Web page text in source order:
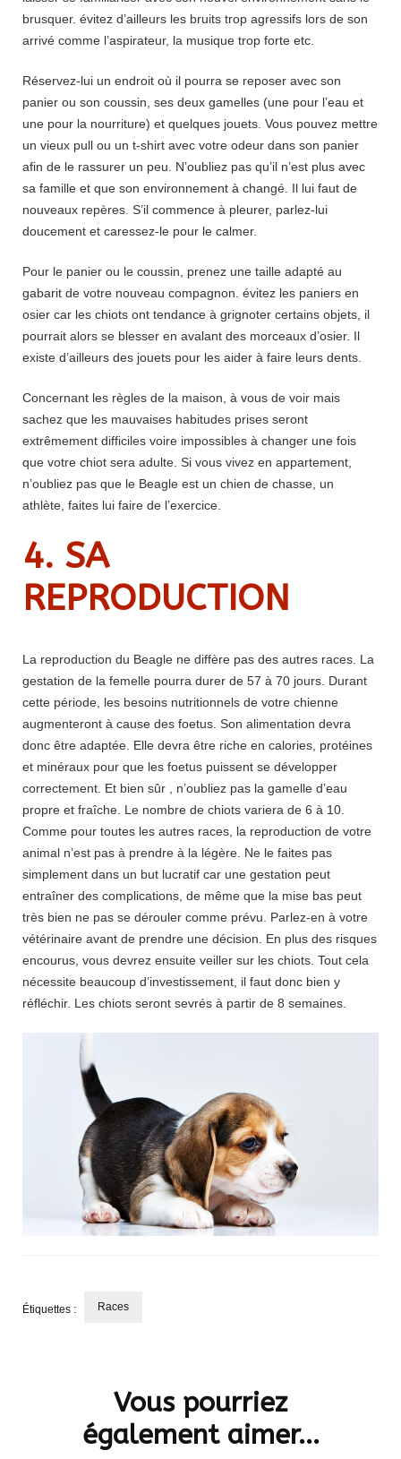
brusquer. évitez d’ailleurs les bruits trop agressifs lors de son
arrivé comme l’aspirateur, la musique trop forte etc.
Réservez-lui un endroit où il pourra se reposer avec son
panier ou son coussin, ses deux gamelles (une pour l’eau et
une pour la nourriture) et quelques jouets. Vous pouvez mettre
un vieux pull ou un t-shirt avec votre odeur dans son panier
afin de le rassurer un peu. N’oubliez pas qu’il n’est plus avec
sa famille et que son environnement à changé. Il lui faut de
nouveaux repères. S’il commence à pleurer, parlez-lui
doucement et caressez-le pour le calmer.
Pour le panier ou le coussin, prenez une taille adapté au
gabarit de votre nouveau compagnon. évitez les paniers en
osier car les chiots ont tendance à grignoter certains objets, il
pourrait alors se blesser en avalant des morceaux d’osier. Il
existe d’ailleurs des jouets pour les aider à faire leurs dents.
Concernant les règles de la maison, à vous de voir mais
sachez que les mauvaises habitudes prises seront
extrêmement difficiles voire impossibles à changer une fois
que votre chiot sera adulte. Si vous vivez en appartement,
n’oubliez pas que le Beagle est un chien de chasse, un
athlète, faites lui faire de l’exercice.
4. SA
REPRODUCTION
La reproduction du Beagle ne diffère pas des autres races. La
gestation de la femelle pourra durer de 57 à 70 jours. Durant
cette période, les besoins nutritionnels de votre chienne
augmenteront à cause des foetus. Son alimentation devra
donc être adaptée. Elle devra être riche en calories, protéines
et minéraux pour que les foetus puissent se développer
correctement. Et bien sûr , n’oubliez pas la gamelle d’eau
propre et fraîche. Le nombre de chiots variera de 6 à 10.
Comme pour toutes les autres races, la reproduction de votre
animal n’est pas à prendre à la légère. Ne le faites pas
simplement dans un but lucratif car une gestation peut
entraîner des complications, de même que la mise bas peut
très bien ne pas se dérouler comme prévu. Parlez-en à votre
vétérinaire avant de prendre une décision. En plus des risques
encourus, vous devrez ensuite veiller sur les chiots. Tout cela
nécessite beaucoup d’investissement, il faut donc bien y
réfléchir. Les chiots seront sevrés à partir de 8 semaines.
Étiquettes : Races
Vous pourriez
également aimer...